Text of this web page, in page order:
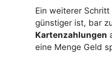
Ein weiterer
günstiger ist, bar
Kartenzahlungen
eine Menge Geld